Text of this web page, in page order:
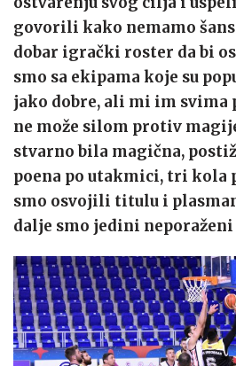
govorili kako nemamo
dobar igrački roster da bi
smo sa ekipama koje su
jako dobre, ali mi im svima
ne može silom protiv
stvarno bila magična,
poena po utakmici, tri kola
smo osvojili titulu i
dalje smo jedini